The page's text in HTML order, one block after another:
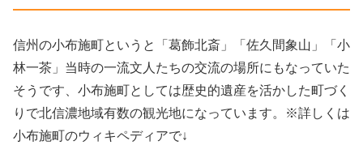
信州の小布施町というと「葛飾北斎」「佐久間象山」「小
林一茶」当時の一流文人たちの交流の場所にもなっていた
そうです、小布施町としては歴史的遺産を活かした町づく
りで北信濃地域有数の観光地になっています。※詳しくは
小布施町のウィキペディアで↓